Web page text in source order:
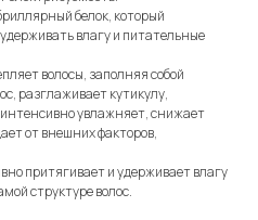
белок, который
влагу и питательные
волосы, заполняя собой
разглаживает кутикулу,
интенсивно увлажняет, снижает
от внешних факторов,
притягивает и удерживает влагу
структуре волос.